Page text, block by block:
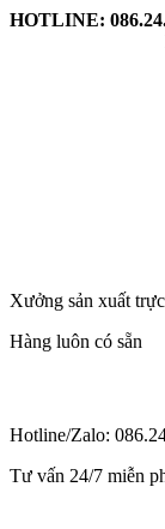
HOTLINE:
Xưởng sản xuất
Hàng luôn có sẵn
Hotline/Zalo:
Tư vấn 24/7 miễn